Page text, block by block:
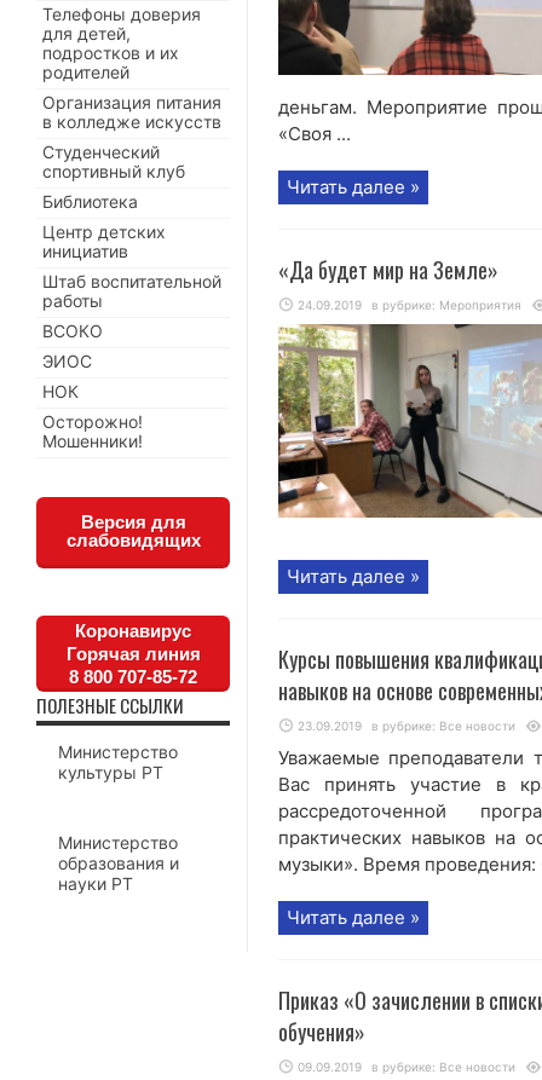
деньгам. Мероприятие
«Своя ...
Читать далее »
«Да будет мир на Земле»
24.09.2019 в рубрике: Мероприятия
Читать далее »
Курсы повышения
навыков на основе
23.09.2019 в рубрике: Все новости
Уважаемые
Вас принять участие в
рассредоточенной
практических навыков на
музыки». Время проведения:
Читать далее »
Приказ «О зачислении в
обучения»
09.09.2019 в рубрике: Все новости
Телефоны доверия
для детей,
подростков и их
родителей
Организация питания
в колледже искусств
Студенческий
спортивный клуб
Библиотека
Центр детских
инициатив
Штаб воспитательной
работы
ВСОКО
ЭИОС
НОК
Осторожно!
Мошенники!
Версия для
слабовидящих
Коронавирус
Горячая линия
8 800 707-85-72
ПОЛЕЗНЫЕ ССЫЛКИ
Министерство
культуры РТ
Министерство
образования и
науки РТ